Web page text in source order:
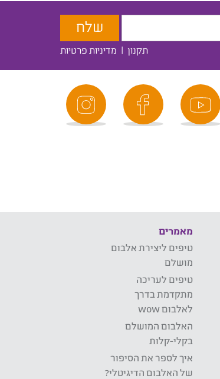
תקנון | מדיניות פרטיות
מאמרים
טיפים ליצירת אלבום
מושלם
טיפים לעריכה
מתקדמת בדרך
לאלבום wow
האלבום המושלם
בקלי-קלות
איך לספר את הסיפור
של האלבום הדיגיטלי?